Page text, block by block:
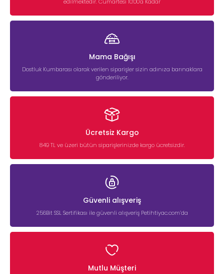
edilmektedir. Cumartesi 10:00'a Kadar
Mama Bağışı
Dostluk Kumbarası olarak verilen siparişler sizin adınıza barınaklara
gönderiliyor.
Ücretsiz Kargo
849 TL ve üzeri bütün siparişlerinizde kargo ücretsizdir.
Güvenli alışveriş
256Bit SSL Sertifikası ile güvenli alışveriş Petihtiyac.com’da
Mutlu Müşteri